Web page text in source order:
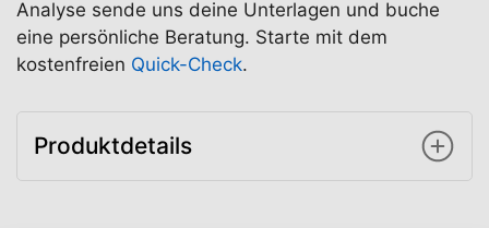
Analyse sende uns deine Unterlagen und buche
eine persönliche Beratung. Starte mit dem
kostenfreien Quick-Check.
Produktdetails